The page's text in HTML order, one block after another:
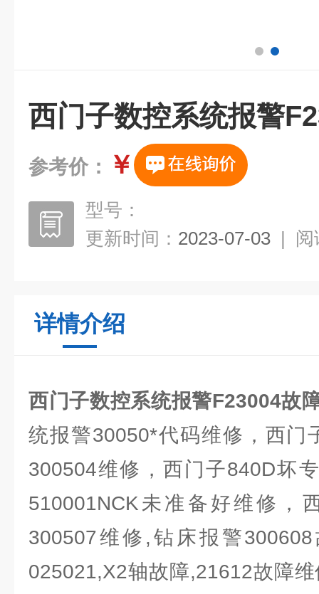
西门子数控系统报警
参考价： ￥
型号：
更新时间： 2023-07-03 | 阅
详情介绍
西门子数控系统报警F23004故
统报警30050*代码维修，西门
300504维修，西门子840D坏
510001NCK未准备好维修，
300507维修,钻床报警
025021,X2轴故障,21612故障